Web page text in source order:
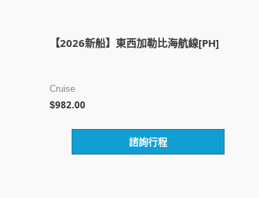
【2026新船】東西加勒比海航線[PH]
Cruise
$982.00
諮詢行程